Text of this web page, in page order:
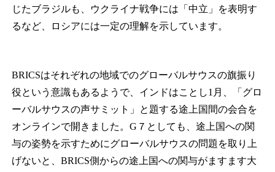
じたブラジルも、ウクライナ戦争には「中立」を表明す
るなど、ロシアには一定の理解を示しています。
BRICSはそれぞれの地域でのグローバルサウスの旗振り
役という意識もあるようで、インドはことし1月、「グロ
ーバルサウスの声サミット」と題する途上国間の会合を
オンラインで開きました。G７としても、途上国への関
与の姿勢を示すためにグローバルサウスの問題を取り上
げないと、BRICS側からの途上国への関与がますます大